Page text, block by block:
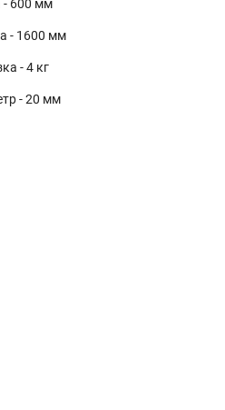
- 600 мм
- 1600 мм
- 4 кг
- 20 мм